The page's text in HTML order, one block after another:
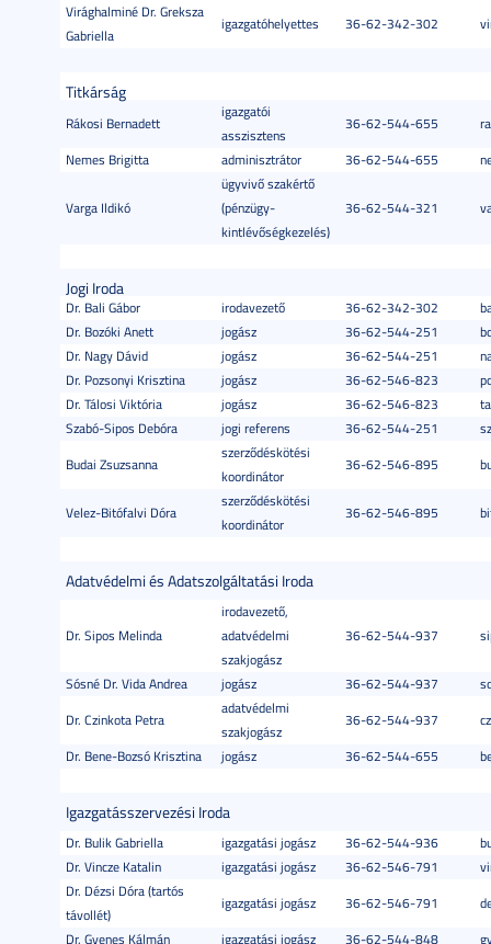
Virághalminé Dr. Greksza
Gabriella
igazgatóhelyettes 36-62-342-302
Titkárság
Rákosi Bernadett
igazgatói
asszisztens
36-62-544-655
Nemes Brigitta
adminisztrátor 36-62-544-655
Varga Ildikó
ügyvivő szakértő
(pénzügy-
kintlévőségkezelés)
36-62-544-321
Jogi Iroda
Dr. Bali Gábor irodavezető 36-62-342-302
Dr. Bozóki Anett
jogász 36-62-544-251
Dr. Nagy Dávid
jogász 36-62-544-251
Dr. Pozsonyi Krisztina
jogász 36-62-546-823
Dr. Tálosi Viktória
jogász 36-62-546-823
Szabó-Sipos Debóra
jogi referens 36-62-544-251
Budai Zsuzsanna
szerződéskötési
koordinátor
36-62-546-895
Velez-Bitófalvi Dóra
szerződéskötési
koordinátor
36-62-546-895
Adatvédelmi és Adatszolgáltatási Iroda
Dr. Sipos Melinda
irodavezető,
adatvédelmi
szakjogász
36-62-544-937
Sósné Dr. Vida Andrea jogász 36-62-544-937
Dr. Czinkota Petra
adatvédelmi
szakjogász
36-62-544-937
Dr. Bene-Bozsó Krisztina
jogász 36-62-544-655
Igazgatásszervezési Iroda
Dr. Bulik Gabriella igazgatási jogász 36-62-544-936
Dr. Vincze Katalin
igazgatási jogász 36-62-546-791
Dr. Dézsi Dóra (tartós
távollét)
igazgatási jogász 36-62-546-791
Dr. Gyenes Kálmán
igazgatási jogász 36-62-544-848